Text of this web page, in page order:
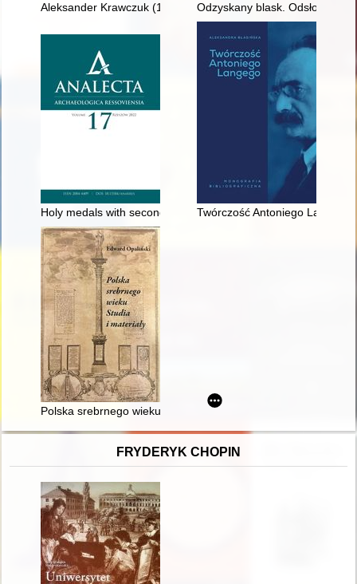
Aleksander Krawczuk (1922-2023)Odzyskany blask. Odsłona 4
Holy medals with secondary holes as examples of the
Twórczość Antoniego
Polska srebrnego wieku : studia i materiały
FRYDERYK CHOPIN